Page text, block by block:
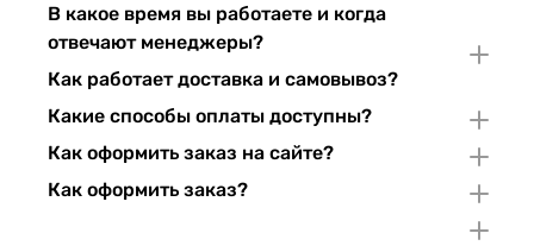
В какое время вы работаете и когда
отвечают менеджеры?
Как работает доставка и самовывоз?
Какие способы оплаты доступны?
Как оформить заказ на сайте?
Как оформить заказ?